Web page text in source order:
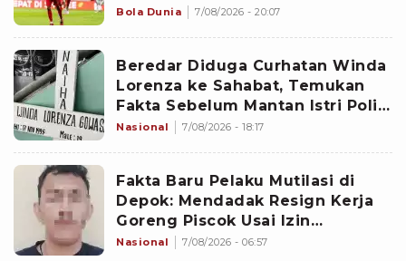
Bola Dunia 7/08/2026 - 20:07
Beredar Diduga Curhatan Winda
Lorenza ke Sahabat, Temukan
Fakta Sebelum Mantan Istri Polisi
di Medan Tewas
Nasional 7/08/2026 - 18:17
Fakta Baru Pelaku Mutilasi di
Depok: Mendadak Resign Kerja
Goreng Piscok Usai Izin
Interview di Mal
Nasional 7/08/2026 - 06:57